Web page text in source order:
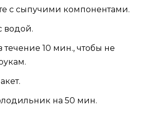
с сыпучими компонентами.
водой.
10 мин., чтобы не
на 50 мин.